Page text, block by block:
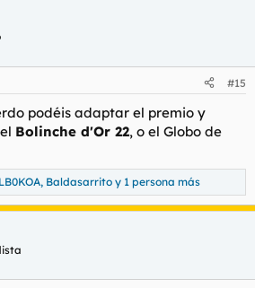
#15
podéis adaptar el premio y
Bolinche d'Or 22, o el Globo de
, Baldasarrito y 1 persona más